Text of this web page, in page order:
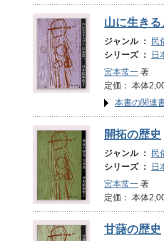
山に生きる
ジャンル ：
民
シリーズ ：
日
宮本常一 著
定価： 本体
本書の関連
開拓の歴史
ジャンル ：
民
シリーズ ：
日
宮本常一 著
定価： 本体
甘藷の歴史